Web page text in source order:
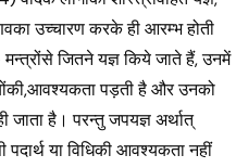
उच्चारण करके ही आरम्भ होती
मन्त्रोंसे जितने यज्ञ किये जाते हैं, उनमें
पड़ती है और उनको
है। परन्तु जपयज्ञ अर्थात्
या विधिकी आवश्यकता नहीं